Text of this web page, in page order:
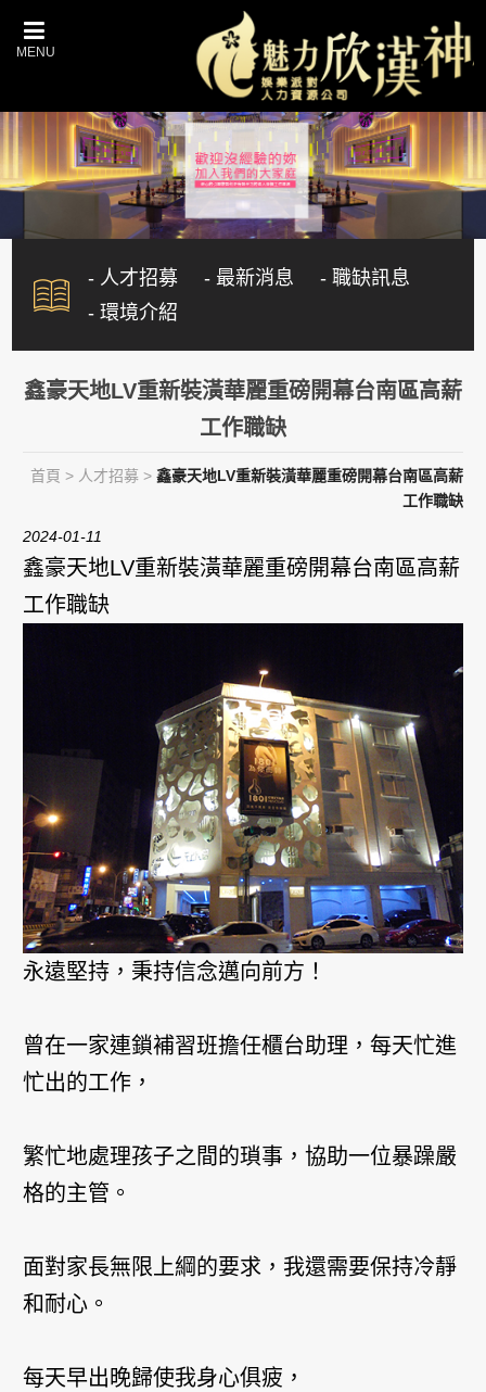
- 人才招募 - 最新消息
- 職缺訊息
- 環境介紹
鑫豪天地LV重新裝潢華麗重磅開幕台南區高薪
工作職缺
首頁 > 人才招募> 鑫豪天地LV重新裝潢華麗重磅開幕台南區高薪
工作職缺
2024-01-11
鑫豪天地LV重新裝潢華麗重磅開幕台南區高薪
工作職缺
永遠堅持，秉持信念邁向前方！
曾在一家連鎖補習班擔任櫃台助理，每天忙進
忙出的工作，
繁忙地處理孩子之間的瑣事，協助一位暴躁嚴
格的主管。
面對家長無限上綱的要求，我還需要保持冷靜
和耐心。
每天早出晚歸使我身心俱疲，